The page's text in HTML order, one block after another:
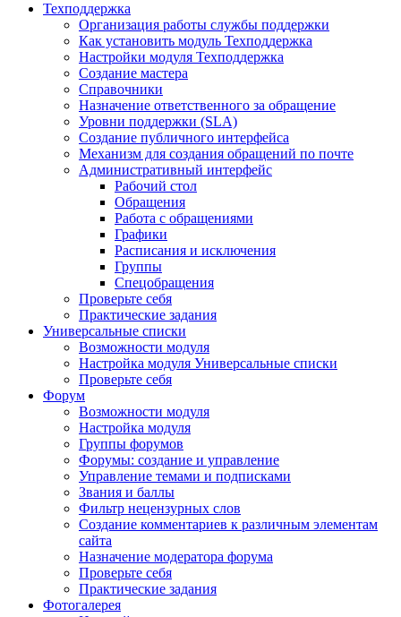
Техподдержка
Организация работы службы поддержки
Как установить модуль Техподдержка
Настройки модуля Техподдержка
Создание мастера
Справочники
Назначение ответственного за обращение
Уровни поддержки (SLA)
Создание публичного интерфейса
Механизм для создания обращений по почте
Административный интерфейс
Рабочий стол
Обращения
Работа с обращениями
Графики
Расписания и исключения
Группы
Спецобращения
Проверьте себя
Практические задания
Универсальные списки
Возможности модуля
Настройка модуля Универсальные списки
Проверьте себя
Форум
Возможности модуля
Настройка модуля
Группы форумов
Форумы: создание и управление
Управление темами и подписками
Звания и баллы
Фильтр нецензурных слов
Создание комментариев к различным элементам
сайта
Назначение модератора форума
Проверьте себя
Практические задания
Фотогалерея